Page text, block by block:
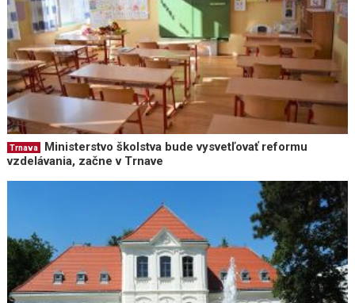
Trnava
Ministerstvo školstva bude vysvetľovať reformu
vzdelávania, začne v Trnave